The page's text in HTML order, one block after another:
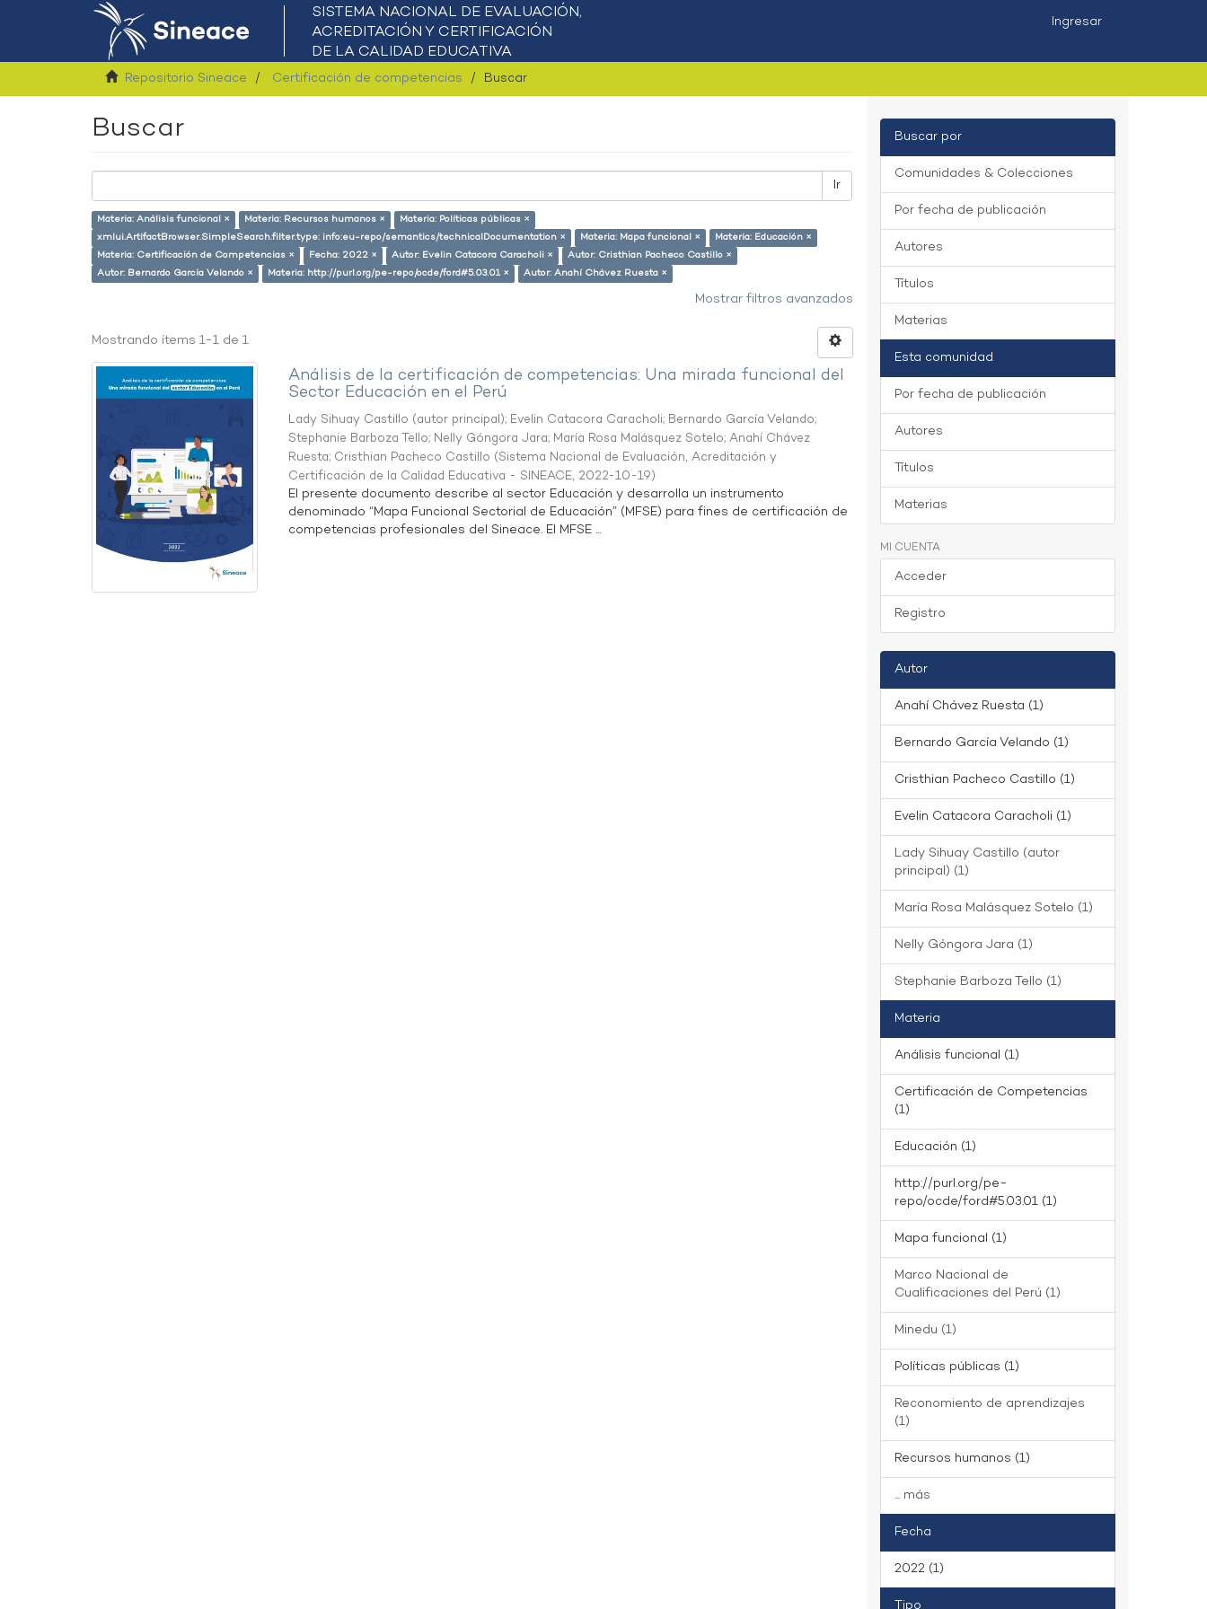
Ingresar
Repositorio Sineace Certificación de competencias Buscar
Buscar
Ir
Materia: Análisis funcional × Materia: Recursos humanos ×
Materia: Políticas públicas ×
xmlui.ArtifactBrowser.SimpleSearch.filter.type: info:eu-repo/semantics/technicalDocumentation ×
Materia: Mapa funcional ×
Materia: Educación ×
Materia: Certificación de Competencias ×
Fecha: 2022 × Autor: Evelin Catacora Caracholi ×
Autor: Cristhian Pacheco Castillo ×
Autor: Bernardo García Velando ×
Materia: http://purl.org/pe-repo/ocde/ford#5.03.01 × Autor: Anahí Chávez Ruesta ×
Mostrar filtros avanzados
Mostrando ítems 1-1 de 1
Análisis de la certificación de competencias: Una mirada funcional del
Sector Educación en el Perú
Lady Sihuay Castillo (autor principal); Evelin Catacora Caracholi; Bernardo García Velando;
Stephanie Barboza Tello; Nelly Góngora Jara; María Rosa Malásquez Sotelo;Anahí Chávez
Ruesta; Cristhian Pacheco Castillo (Sistema Nacional de Evaluación, Acreditación y
Certificación de la Calidad Educativa - SINEACE, 2022-10-19)
El presente documento describe al sector Educación y desarrolla un instrumento
denominado “Mapa Funcional Sectorial de Educación” (MFSE) para fines de certificación de
competencias profesionales del Sineace. El MFSE ...
Buscar por
Comunidades & Colecciones
Por fecha de publicación
Autores
Títulos
Materias
Esta comunidad
Por fecha de publicación
Autores
Títulos
Materias
MI CUENTA
Acceder
Registro
Autor
Anahí Chávez Ruesta (1)
Bernardo García Velando (1)
Cristhian Pacheco Castillo (1)
Evelin Catacora Caracholi (1)
Lady Sihuay Castillo (autor
principal) (1)
María Rosa Malásquez Sotelo (1)
Nelly Góngora Jara (1)
Stephanie Barboza Tello (1)
Materia
Análisis funcional (1)
Certificación de Competencias
(1)
Educación (1)
http://purl.org/pe-
repo/ocde/ford#5.03.01 (1)
Mapa funcional (1)
Marco Nacional de
Cualificaciones del Perú (1)
Minedu (1)
Políticas públicas (1)
Reconomiento de aprendizajes
(1)
Recursos humanos (1)
... más
Fecha
2022 (1)